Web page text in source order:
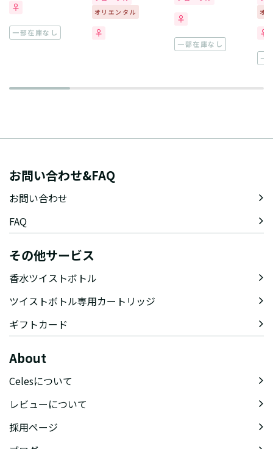
一部在庫なし
オリエンタル
一部在庫なし
オ
一
お問い合わせ&FAQ
お問い合わせ
FAQ
その他サービス
香水ツイストボトル
ツイストボトル専用カートリッジ
ギフトカード
About
Celesについて
レビューについて
採用ページ